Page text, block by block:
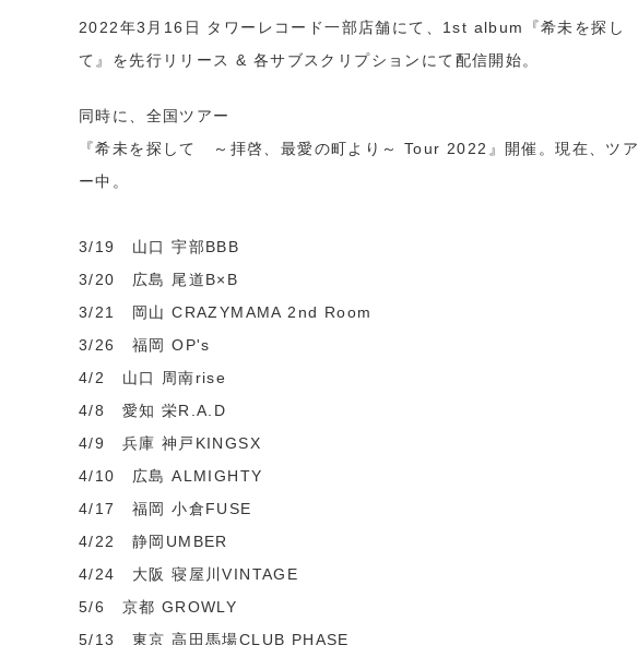
2022年3月16日 タワーレコード一部店舗にて、1st album『希未を探し
て』を先行リリース & 各サブスクリプションにて配信開始。
同時に、全国ツアー
『希未を探して ～拝啓、最愛の町より～ Tour 2022』開催。現在、ツア
ー中。
3/19 山口 宇部BBB
3/20 広島 尾道B×B
3/21 岡山 CRAZYMAMA 2nd Room
3/26 福岡 OP's
4/2 山口 周南rise
4/8 愛知 栄R.A.D
4/9 兵庫 神戸KINGSX
4/10 広島 ALMIGHTY
4/17 福岡 小倉FUSE
4/22 静岡UMBER
4/24 大阪 寝屋川VINTAGE
5/6 京都 GROWLY
5/13 東京 高田馬場CLUB PHASE